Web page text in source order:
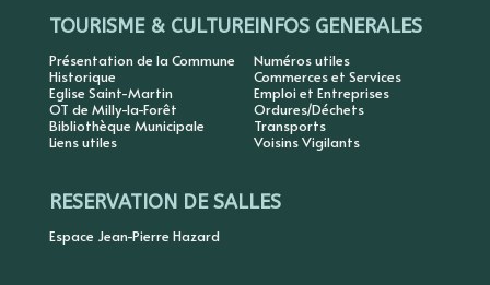
TOURISME & CULTURE
Présentation de la Commune
Historique
Eglise Saint-Martin
OT de Milly-la-Forêt
Bibliothèque Municipale
Liens utiles
INFOS GENERALES
Numéros utiles
Commerces et Services
Emploi et Entreprises
Ordures/Déchets
Transports
Voisins Vigilants
RESERVATION DE SALLES
Espace Jean-Pierre Hazard